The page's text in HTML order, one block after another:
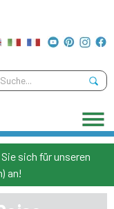
sich für unseren
an!